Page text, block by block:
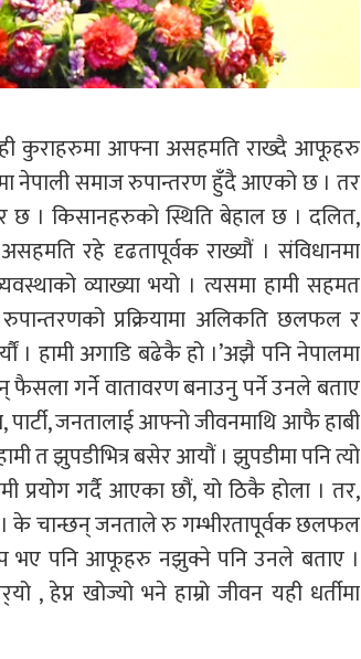
कुराहरुमा आफ्ना असहमति राख्दै आफूहरु
नेपाली समाज रुपान्तरण हुँदै आएको छ । तर
। किसानहरुको स्थिति बेहाल छ । दलित,
रहे दृढतापूर्वक राख्यौं । संविधानमा
व्याख्या भयो । त्यसमा हामी सहमत
प्रक्रियामा अलिकति छलफल र
। हामी अगाडि बढेकै हो ।’अझै पनि नेपालमा
गर्ने वातावरण बनाउनु पर्ने उनले बताए
जनतालाई आफ्नो जीवनमाथि आफै हाबी
त झुपडीभित्र बसेर आयौं । झुपडीमा पनि त्यो
प्रयोग गर्दै आएका छौं, यो ठिकै होला । तर,
के चान्छन् जनताले रु गम्भीरतापूर्वक छलफल
भए पनि आफूहरु नझुक्ने पनि उनले बताए ।
, हेप्न खोज्यो भने हाम्रो जीवन यही धर्तीमा